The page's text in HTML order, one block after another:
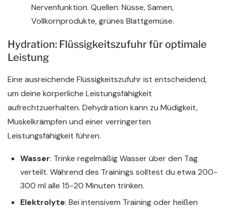
Nervenfunktion. Quellen: Nüsse, Samen,
Vollkornprodukte, grünes Blattgemüse.
Hydration: Flüssigkeitszufuhr für optimale
Leistung
Eine ausreichende Flüssigkeitszufuhr ist entscheidend,
um deine körperliche Leistungsfähigkeit
aufrechtzuerhalten. Dehydration kann zu Müdigkeit,
Muskelkrämpfen und einer verringerten
Leistungsfähigkeit führen.
Wasser: Trinke regelmäßig Wasser über den Tag
verteilt. Während des Trainings solltest du etwa 200-
300 ml alle 15-20 Minuten trinken.
Elektrolyte: Bei intensivem Training oder heißen